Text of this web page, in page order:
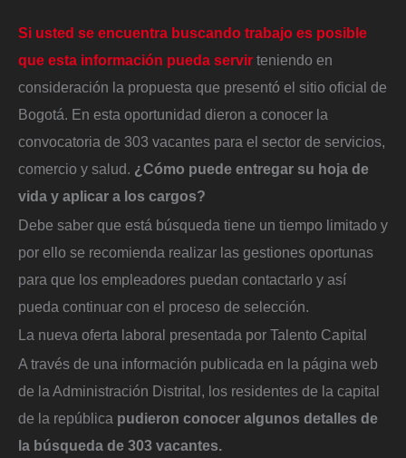
Si usted se encuentra buscando trabajo es posible
que esta información pueda servir teniendo en
consideración la propuesta que presentó el sitio oficial de
Bogotá. En esta oportunidad dieron a conocer la
convocatoria de 303 vacantes para el sector de servicios,
comercio y salud. ¿Cómo puede entregar su hoja de
vida y aplicar a los cargos?
Debe saber que está búsqueda tiene un tiempo limitado y
por ello se recomienda realizar las gestiones oportunas
para que los empleadores puedan contactarlo y así
pueda continuar con el proceso de selección.
La nueva oferta laboral presentada por Talento Capital
A través de una información publicada en la página web
de la Administración Distrital, los residentes de la capital
de la república pudieron conocer algunos detalles de
la búsqueda de 303 vacantes.